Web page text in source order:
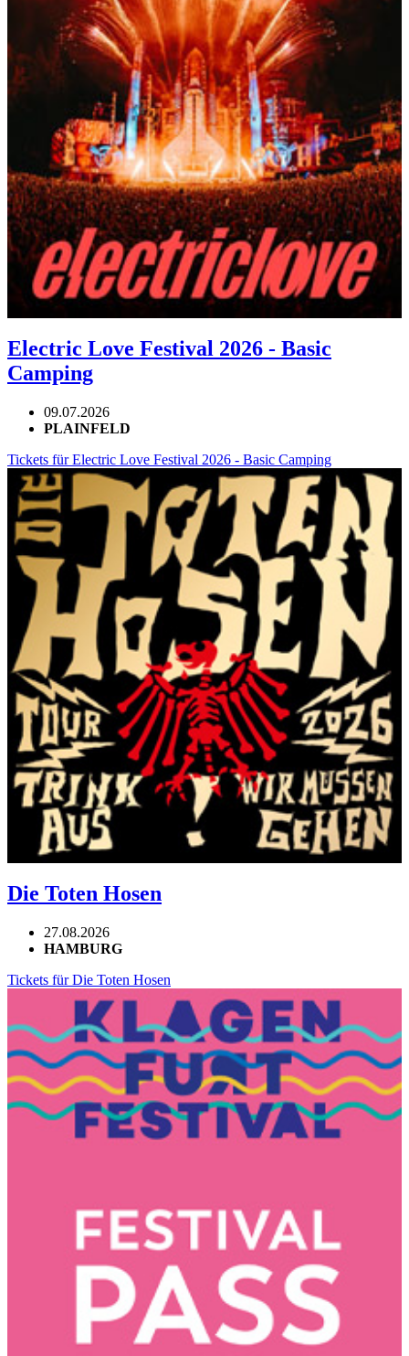
Electric Love Festival 2026 - Basic
Camping
09.07.2026
PLAINFELD
Tickets für Electric Love Festival 2026 - Basic Camping
Die Toten Hosen
27.08.2026
HAMBURG
Tickets für Die Toten Hosen